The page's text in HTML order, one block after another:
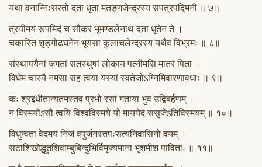
यथा वनान्निःसरतो दता धृता मतङ्गजेन्द्रस्य सपत्रपद्मिनी ॥ ७॥
त्रयीमयं रूपमिदं च सौकरं भूमण्डलेनाथ दता धृतेन ते ।
चकास्ति शृङ्गोढघनेन भूयसा कुलाचलेन्द्रस्य यथैव विभ्रमः ॥ ८॥
संस्थापयैनां जगतां सतस्थुषां लोकाय पत्नीमसि मातरं पिता ।
विधेम चास्यै नमसा सह त्वया यस्यां स्वतेजोऽग्निमिवारणावधाः ॥ ९॥
कः श्रद्दधीतान्यतमस्तव प्रभो रसां गताया भुव उद्विबर्हणम् ।
न विस्मयोऽसौ त्वयि विश्वविस्मये यो माययेदं ससृजेऽतिविस्मयम् ॥ १०॥
विधुन्वता वेदमयं निजं वपुर्जनस्तपःसत्यनिवासिनो वयम् ।
सटाशिखोद्धूतशिवाम्बुबिन्दुभिर्विमृज्यमाना भृशमीश पाविताः ॥ ११॥